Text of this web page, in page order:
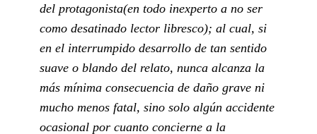
del protagonista(en todo inexperto a no ser
como desatinado lector libresco); al cual, si
en el interrumpido desarrollo de tan sentido
suave o blando del relato, nunca alcanza la
más mínima consecuencia de daño grave ni
mucho menos fatal, sino solo algún accidente
ocasional por cuanto concierne a la